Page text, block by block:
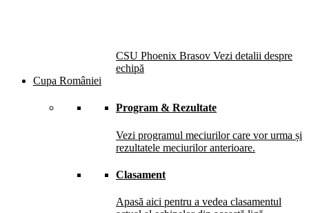
CSU Phoenix Brasov Vezi detalii despre
echipă
Cupa României
Program & Rezultate
Vezi programul meciurilor care vor urma și
rezultatele meciurilor anterioare.
Clasament
Apasă aici pentru a vedea clasamentul